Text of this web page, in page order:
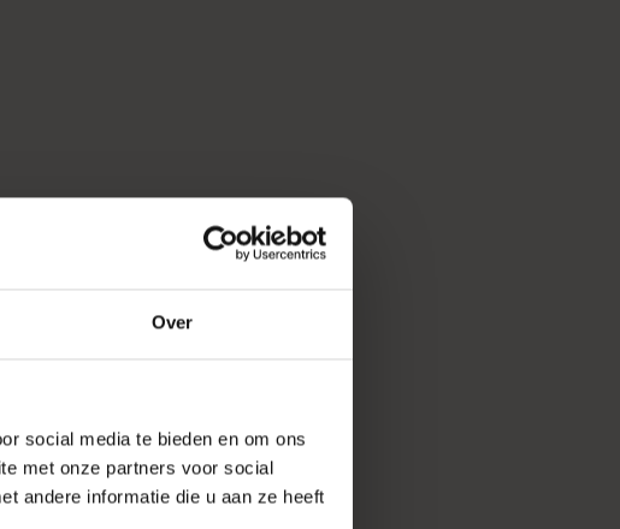
Over
social media te bieden en om ons
met onze partners voor social
andere informatie die u aan ze heeft